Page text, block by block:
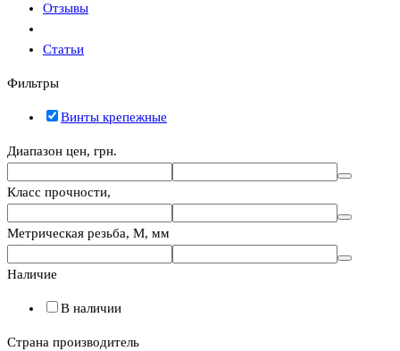
Отзывы
Статьи
Фильтры
Винты крепежные
Диапазон цен, грн.
Класс прочности,
Метрическая резьба, М, мм
Наличие
В наличии
Страна производитель